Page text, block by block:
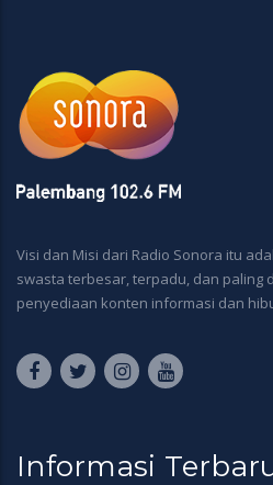
Visi dan Misi dari Radio Sonora itu
swasta terbesar, terpadu, dan paling
penyediaan konten informasi dan
Informasi